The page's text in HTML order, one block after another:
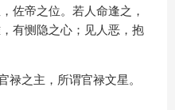
佐帝之位。若人命逢之，
有恻隐之心；见人恶，抱
禄之主，所谓官禄文星。